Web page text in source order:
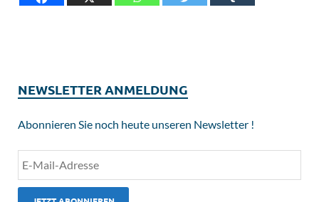
NEWSLETTER ANMELDUNG
Abonnieren Sie noch heute unseren Newsletter !